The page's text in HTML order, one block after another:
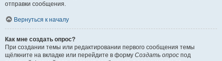
отправки сообщения.
Вернуться к началу
Как мне создать опрос?
При создании темы или редактировании первого сообщения темы
щёлкните на вкладке или перейдите в форму Создать опрос под